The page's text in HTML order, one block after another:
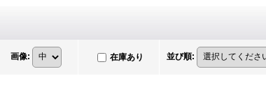
画像: 在庫あり 並び順: